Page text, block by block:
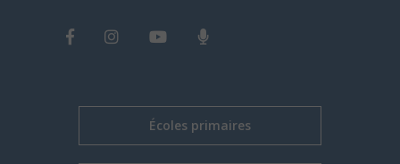
Écoles primaires